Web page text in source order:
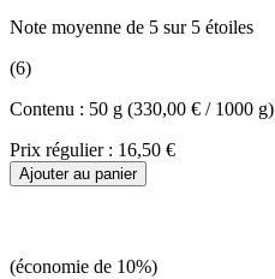
Note moyenne de 5 sur 5 étoiles
(6)
Contenu : 50 g (330,00 € / 1000 g)
Prix régulier : 16,50 €
Ajouter au panier
(économie de 10%)